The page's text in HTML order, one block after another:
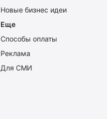
Новые бизнес идеи
Еще
Способы оплаты
Реклама
Для СМИ